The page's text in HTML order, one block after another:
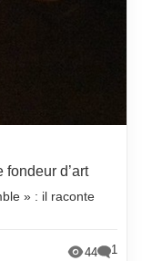
d’art
» : il raconte
44 1